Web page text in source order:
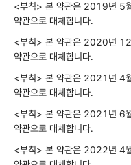
<부칙> 본 약관은 2019년 5
약관으로 대체합니다.
<부칙> 본 약관은 2020년 12
약관으로 대체합니다.
<부칙> 본 약관은 2021년 4
약관으로 대체합니다.
<부칙> 본 약관은 2021년 6
약관으로 대체합니다.
<부칙> 본 약관은 2022년 4